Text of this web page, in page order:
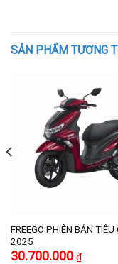
SẢN PHẨM TƯƠNG
FREEGO PHIÊN BẢN TIÊU
2025
30.700.000 ₫